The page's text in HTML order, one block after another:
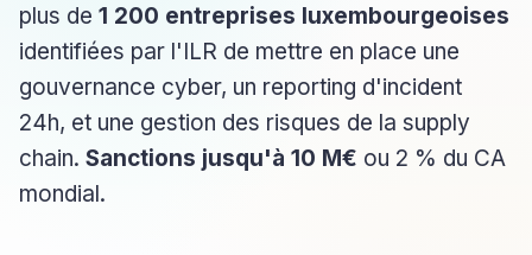
plus de 1 200 entreprises luxembourgeoises
identifiées par l'ILR de mettre en place une
gouvernance cyber, un reporting d'incident
24h, et une gestion des risques de la supply
chain. Sanctions jusqu'à 10 M€ ou 2 % du CA
mondial.